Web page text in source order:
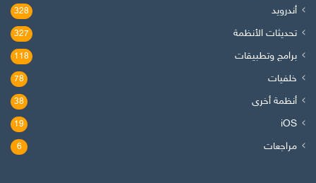
أندرويد 328
تحديثات الأنظمة 327
برامج وتطبيقات 118
خلفيات 78
أنظمة أخرى 38
iOS
19
مراجعات 6